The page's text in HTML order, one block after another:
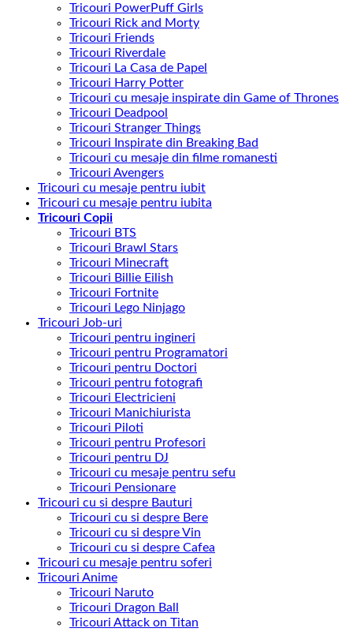
Tricouri PowerPuff Girls
Tricouri Rick and Morty
Tricouri Friends
Tricouri Riverdale
Tricouri La Casa de Papel
Tricouri Harry Potter
Tricouri cu mesaje inspirate din Game of Thrones
Tricouri Deadpool
Tricouri Stranger Things
Tricouri Inspirate din Breaking Bad
Tricouri cu mesaje din filme romanesti
Tricouri Avengers
Tricouri cu mesaje pentru iubit
Tricouri cu mesaje pentru iubita
Tricouri Copii
Tricouri BTS
Tricouri Brawl Stars
Tricouri Minecraft
Tricouri Billie Eilish
Tricouri Fortnite
Tricouri Lego Ninjago
Tricouri Job-uri
Tricouri pentru ingineri
Tricouri pentru Programatori
Tricouri pentru Doctori
Tricouri pentru fotografi
Tricouri Electricieni
Tricouri Manichiurista
Tricouri Piloti
Tricouri pentru Profesori
Tricouri pentru DJ
Tricouri cu mesaje pentru sefu
Tricouri Pensionare
Tricouri cu si despre Bauturi
Tricouri cu si despre Bere
Tricouri cu si despre Vin
Tricouri cu si despre Cafea
Tricouri cu mesaje pentru soferi
Tricouri Anime
Tricouri Naruto
Tricouri Dragon Ball
Tricouri Attack on Titan